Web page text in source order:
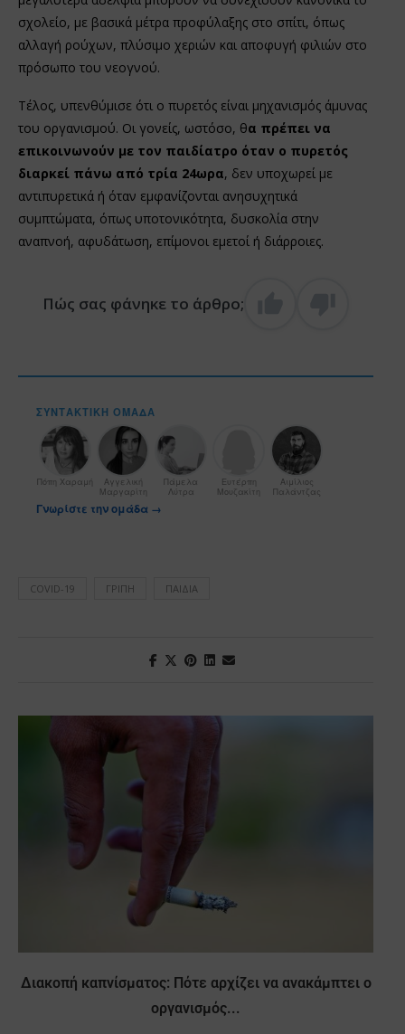
σχολείο, με βασικά μέτρα προφύλαξης στο σπίτι, όπως
αλλαγή ρούχων, πλύσιμο χεριών και αποφυγή φιλιών στο
πρόσωπο του νεογνού.
Τέλος, υπενθύμισε ότι ο πυρετός είναι μηχανισμός άμυνας
του οργανισμού. Οι γονείς, ωστόσο, θα πρέπει να
επικοινωνούν με τον παιδίατρο όταν ο πυρετός
διαρκεί πάνω από τρία 24ωρα, δεν υποχωρεί με
αντιπυρετικά ή όταν εμφανίζονται ανησυχητικά
συμπτώματα, όπως υποτονικότητα, δυσκολία στην
αναπνοή, αφυδάτωση, επίμονοι εμετοί ή διάρροιες.
Πώς σας φάνηκε το άρθρο;
ΣΥΝΤΑΚΤΙΚΉ ΟΜΆΔΑ
Πόπη Χαραμή
Αγγελική
Μαργαρίτη
Πάμελα
Λύτρα
Ευτέρπη
Μουζακίτη
Αιμίλιος
Παλάντζας
Γνωρίστε την ομάδα →
COVID-19 ΓΡΊΠΗ ΠΑΙΔΙΆ
Διακοπή καπνίσματος: Πότε αρχίζει να ανακάμπτει ο
οργανισμός...